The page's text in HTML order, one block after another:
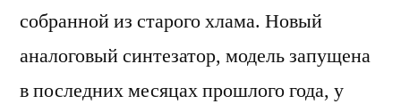
собранной из старого хлама. Новый
аналоговый синтезатор, модель запущена
в последних месяцах прошлого года, у